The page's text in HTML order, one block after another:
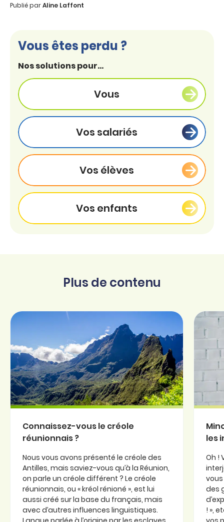
Publié parAline Laffont
Vous êtes perdu ?
Nos solutions pour...
Vous
Vos salariés
Vos élèves
Vos enfants
Plus de contenu
Connaissez-vous le créole
réunionnais ?
Nous vous avons présenté le créole des
Antilles, mais saviez-vous qu’à la Réunion,
on parle un créole différent ? Le créole
réunionnais, ou « kréol rénioné », est lui
aussi créé sur la base du français, mais
avec d’autres influences linguistiques.
les
Oh !
des
! »,